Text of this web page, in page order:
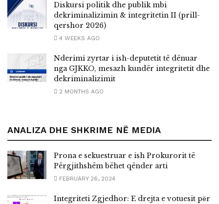
Diskursi politik dhe publik mbi
dekriminalizimin & integritetin II (prill-
qershor 2026)
4 WEEKS AGO
Nderimi zyrtar i ish-deputetit të dënuar
nga GJKKO, mesazh kundër integritetit dhe
dekriminalizimit
2 MONTHS AGO
ANALIZA DHE SHKRIME NË MEDIA
Prona e sekuestruar e ish Prokurorit të
Përgjithshëm bëhet qënder arti
FEBRUARY 26, 2024
Integriteti Zgjedhor: E drejta e votuesit pёr